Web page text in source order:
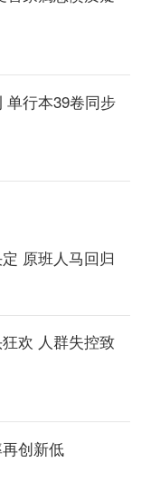
单行本39卷同步
原班人马回归
欢 人群失控致
创新低